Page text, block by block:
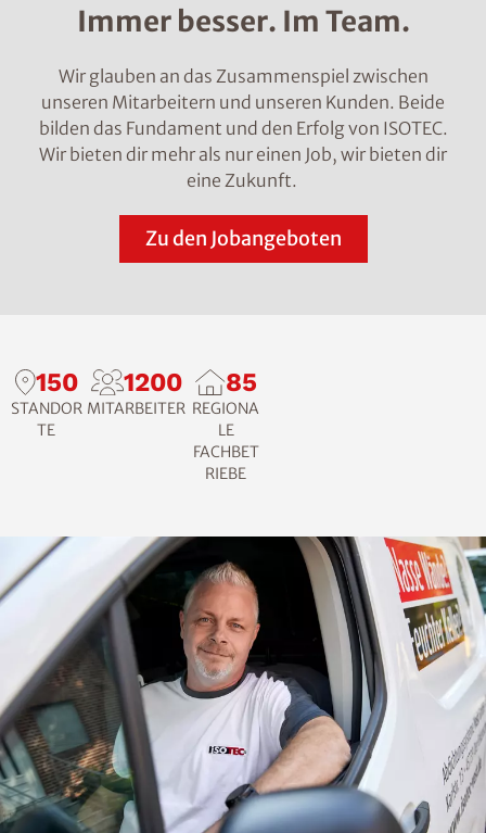
Immer besser. Im Team.
Wir glauben an das Zusammenspiel zwischen
unseren Mitarbeitern und unseren Kunden. Beide
bilden das Fundament und den Erfolg von ISOTEC.
Wir bieten dir mehr als nur einen Job, wir bieten dir
eine Zukunft.
Zu den Jobangeboten
150
STANDOR
TE
1200
MITARBEITER
85
REGIONA
LE
FACHBET
RIEBE